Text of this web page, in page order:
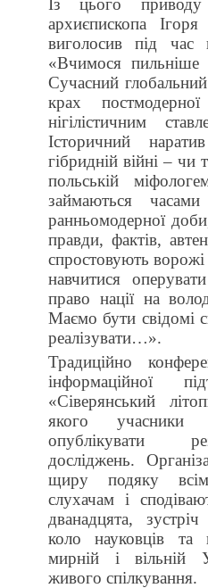
Із цього
архиєпископа Ігоря
виголосив під час
«Вчимося пильніше
Сучасний
крах
нігілістичним
Історичний
гібридній війні – чи
польській
займаються
ранньомодерної
правди, фактів,
спростовують
навчитися
право нації на
Маємо бути свідомі
реалізувати…».
Традиційно
інформаційної
«Сіверянський
якого учасники
опублікувати
досліджень.
щиру подяку
слухачам і
дванадцята,
коло науковців та
мирній і вільній
живого спілкування.